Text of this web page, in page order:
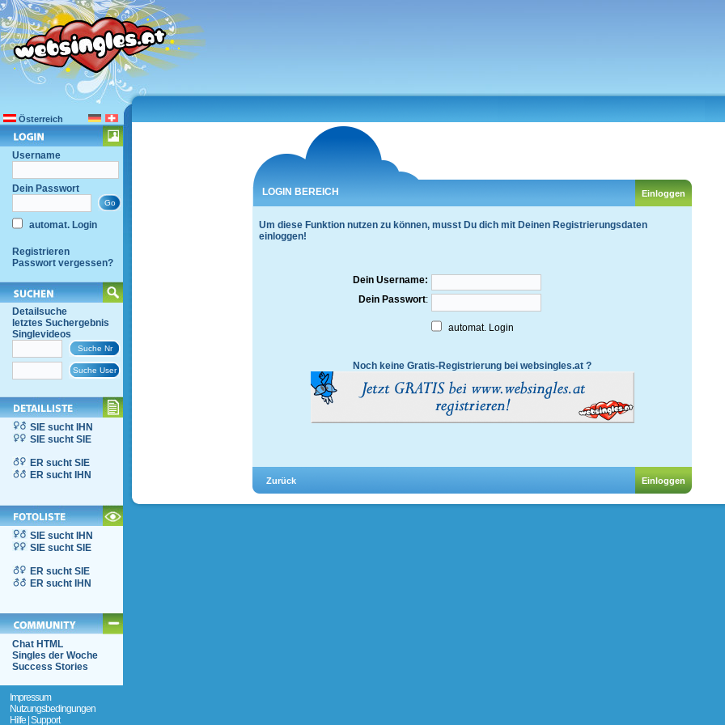
Österreich
Username
Dein Passwort
automat. Login
Registrieren
Passwort vergessen?
Detailsuche
letztes Suchergebnis
Singlevideos
SIE sucht IHN
SIE sucht SIE
ER sucht SIE
ER sucht IHN
SIE sucht IHN
SIE sucht SIE
ER sucht SIE
ER sucht IHN
Chat HTML
Singles der Woche
Success Stories
Impressum
Nutzungsbedingungen
Hilfe | Support
LOGIN BEREICH
Um diese Funktion nutzen zu können, musst Du dich mit Deinen Registrierungsdaten
einloggen!
Dein Username:
Dein Passwort:
automat. Login
Noch keine Gratis-Registrierung bei websingles.at ?